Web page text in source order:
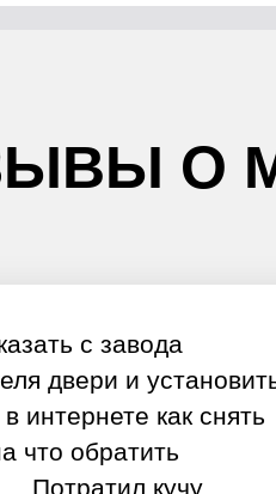
О
с завода
двери и
интернете как снять
что обратить
Потратил кучу